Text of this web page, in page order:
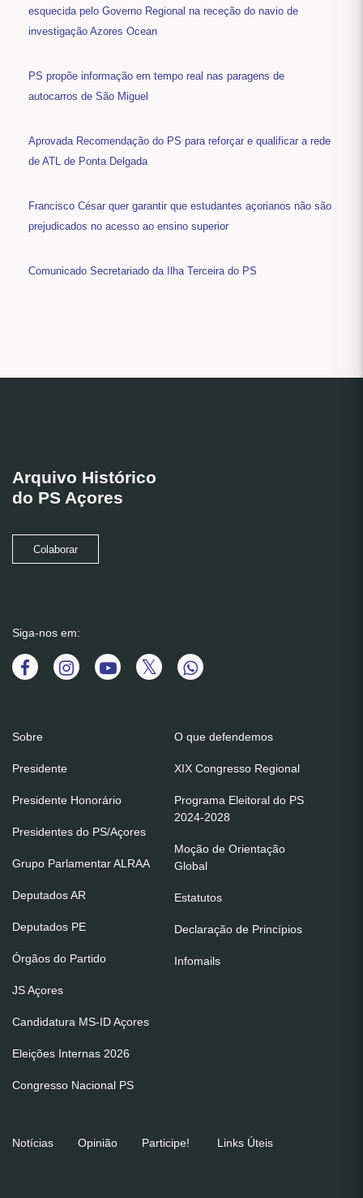
esquecida pelo Governo Regional na receção do navio de
investigação Azores Ocean
PS propõe informação em tempo real nas paragens de
autocarros de São Miguel
Aprovada Recomendação do PS para reforçar e qualificar a rede
de ATL de Ponta Delgada
Francisco César quer garantir que estudantes açorianos não são
prejudicados no acesso ao ensino superior
Comunicado Secretariado da Ilha Terceira do PS
Arquivo Histórico
do PS Açores
Colaborar
Siga-nos em:
Sobre
Presidente
Presidente Honorário
Presidentes do PS/Açores
Grupo Parlamentar ALRAA
Deputados AR
Deputados PE
Órgãos do Partido
JS Açores
Candidatura MS-ID Açores
Eleições Internas 2026
Congresso Nacional PS
O que defendemos
XIX Congresso Regional
Programa Eleitoral do PS
2024-2028
Moção de Orientação
Global
Estatutos
Declaração de Princípios
Infomails
Notícias Opinião Participe! Links Úteis